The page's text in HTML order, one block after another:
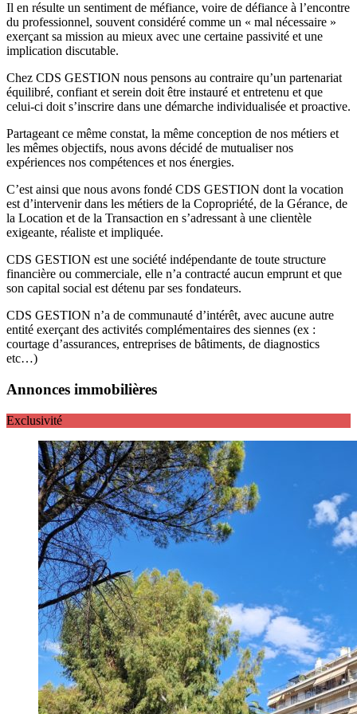
Il en résulte un sentiment de méfiance, voire de défiance à l’encontre
du professionnel, souvent considéré comme un « mal nécessaire »
exerçant sa mission au mieux avec une certaine passivité et une
implication discutable.
Chez CDS GESTION nous pensons au contraire qu’un partenariat
équilibré, confiant et serein doit être instauré et entretenu et que
celui-ci doit s’inscrire dans une démarche individualisée et proactive.
Partageant ce même constat, la même conception de nos métiers et
les mêmes objectifs, nous avons décidé de mutualiser nos
expériences nos compétences et nos énergies.
C’est ainsi que nous avons fondé CDS GESTION dont la vocation
est d’intervenir dans les métiers de la Copropriété, de la Gérance, de
la Location et de la Transaction en s’adressant à une clientèle
exigeante, réaliste et impliquée.
CDS GESTION est une société indépendante de toute structure
financière ou commerciale, elle n’a contracté aucun emprunt et que
son capital social est détenu par ses fondateurs.
CDS GESTION n’a de communauté d’intérêt, avec aucune autre
entité exerçant des activités complémentaires des siennes (ex :
courtage d’assurances, entreprises de bâtiments, de diagnostics
etc…)
Annonces immobilières
Exclusivité